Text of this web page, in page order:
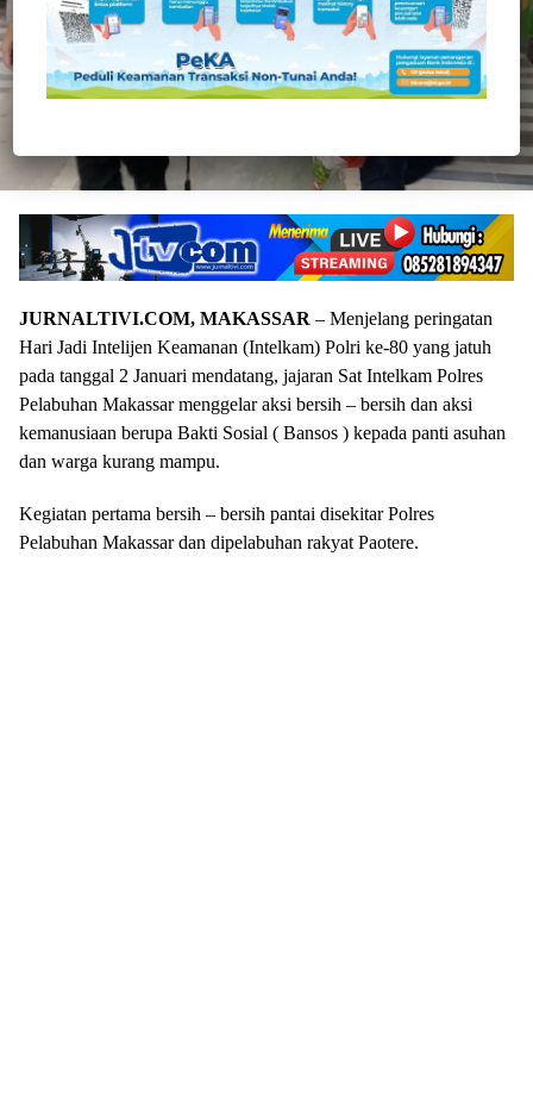
JURNALTIVI.COM, MAKASSAR – Menjelang peringatan
Hari Jadi Intelijen Keamanan (Intelkam) Polri ke-80 yang jatuh
pada tanggal 2 Januari mendatang, jajaran Sat Intelkam Polres
Pelabuhan Makassar menggelar aksi bersih – bersih dan aksi
kemanusiaan berupa Bakti Sosial ( Bansos ) kepada panti asuhan
dan warga kurang mampu.
Kegiatan pertama bersih – bersih pantai disekitar Polres
Pelabuhan Makassar dan dipelabuhan rakyat Paotere.